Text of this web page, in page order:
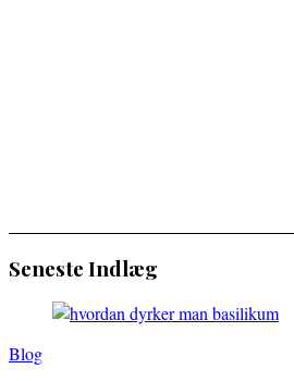
Seneste Indlæg
Blog